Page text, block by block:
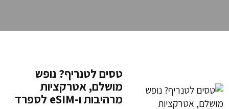
טסים לטנריף? נופש
מושלם, אטרקציות
מרהיבות ו-eSIM לספרד